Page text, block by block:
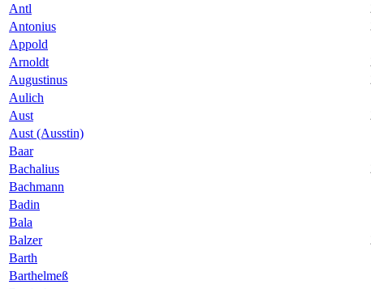
Antl
Antonius
Appold
Arnoldt
Augustinus
Aulich
Aust
Aust (Ausstin)
Baar
Bachalius
Bachmann
Badin
Bala
Balzer
Barth
Barthelmeß